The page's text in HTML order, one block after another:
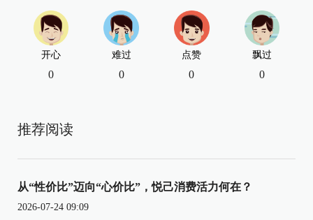
开心
0
难过
0
点赞
0
飘过
0
推荐阅读
从“性价比”迈向“心价比”，悦己消费活力何在？
2026-07-24 09:09